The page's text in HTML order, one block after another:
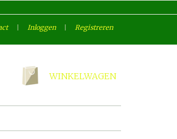
Inloggen Registreren
WINKELWAGEN